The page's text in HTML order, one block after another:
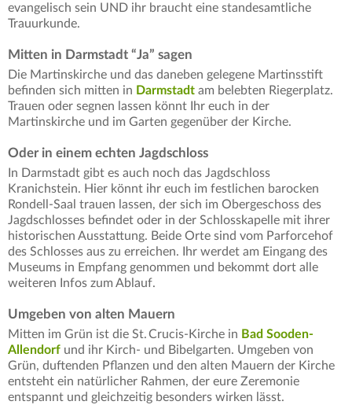
evangelisch sein UND ihr braucht eine standesamtliche
Trauurkunde.
Mitten in Darmstadt “Ja” sagen
Die Martinskirche und das daneben gelegene Martinsstift
befinden sich mitten in Darmstadt am belebten Riegerplatz.
Trauen oder segnen lassen könnt Ihr euch in der
Martinskirche und im Garten gegenüber der Kirche.
Oder in einem echten Jagdschloss
In Darmstadt gibt es auch noch das Jagdschloss
Kranichstein. Hier könnt ihr euch im festlichen barocken
Rondell-Saal trauen lassen, der sich im Obergeschoss des
Jagdschlosses befindet oder in der Schlosskapelle mit ihrer
historischen Ausstattung. Beide Orte sind vom Parforcehof
des Schlosses aus zu erreichen. Ihr werdet am Eingang des
Museums in Empfang genommen und bekommt dort alle
weiteren Infos zum Ablauf.
Umgeben von alten Mauern
Mitten im Grün ist die St. Crucis-Kirche in Bad Sooden-
Allendorf und ihr Kirch- und Bibelgarten. Umgeben von
Grün, duftenden Pflanzen und den alten Mauern der Kirche
entsteht ein natürlicher Rahmen, der eure Zeremonie
entspannt und gleichzeitig besonders wirken lässt.